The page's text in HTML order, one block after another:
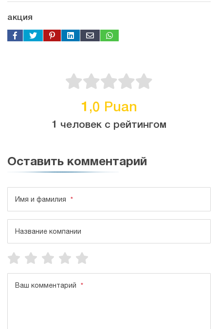
акция
1,0 Puan
1 человек с рейтингом
Оставить комментарий
Имя и фамилия *
Название компании
Ваш комментарий *